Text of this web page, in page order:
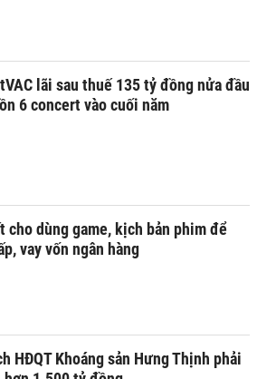
lãi sau thuế 135 tỷ đồng nửa đầu
6 concert vào cuối năm
cho dùng game, kịch bản phim để
vay vốn ngân hàng
HĐQT Khoáng sản Hưng Thịnh phải